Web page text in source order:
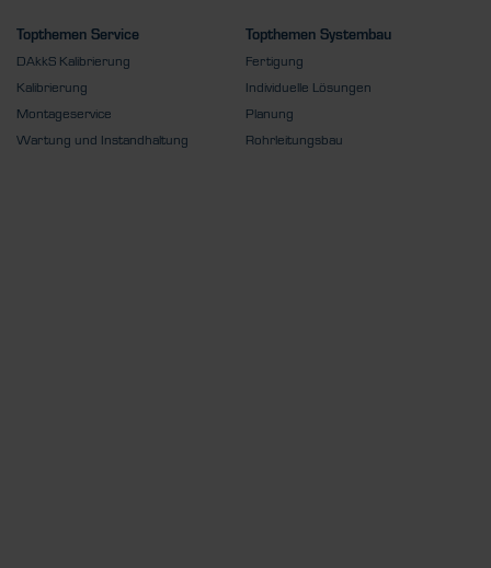
Topthemen Service
DAkkS Kalibrierung
Kalibrierung
Montageservice
Wartung und Instandhaltung
Topthemen Systembau
Fertigung
Individuelle Lösungen
Planung
Rohrleitungsbau